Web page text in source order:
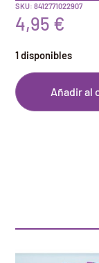
SKU: 8412771022907
4,95 €
1 disponibles
Añadir al
Artículos